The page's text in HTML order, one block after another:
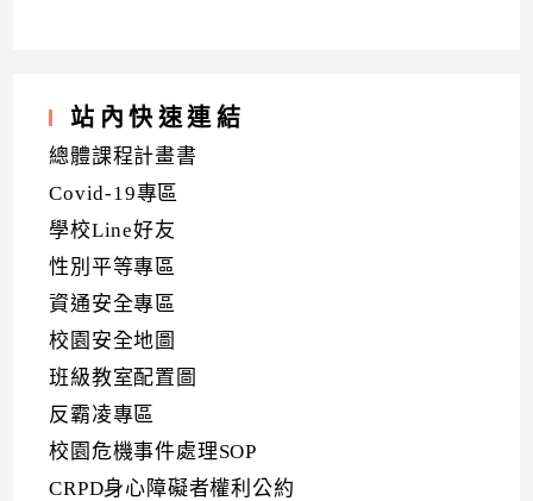
站內快速連結
總體課程計畫書
Covid-19專區
學校Line好友
性別平等專區
資通安全專區
校園安全地圖
班級教室配置圖
反霸凌專區
校園危機事件處理SOP
CRPD身心障礙者權利公約